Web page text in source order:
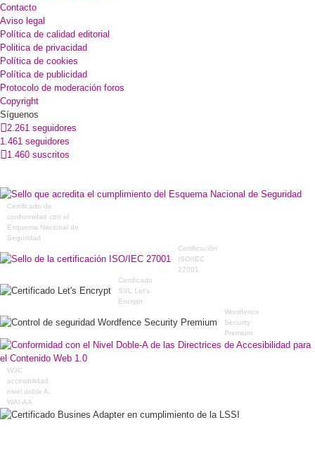
Contacto
Aviso legal
Política de calidad editorial
Politica de privacidad
Política de cookies
Política de publicidad
Protocolo de moderación foros
Copyright
Síguenos
2.261 seguidores
1.461 seguidores
1.460 suscritos
Certificado de
conformidad con el
Esquema Nacional de
Seguridad
Certificación
ISO/IEC
27001
Certificado
SSL Let's
Encrypt
Wordfence
Security
Premium
W3C
accesibilidad
nivel doble A,
WAI-AA